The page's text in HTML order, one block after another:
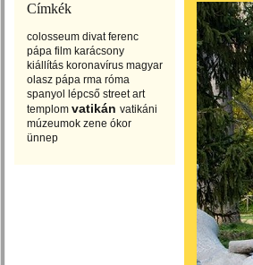
Címkék
colosseum divat ferenc
pápa film karácsony
kiállítás koronavírus magyar
olasz pápa rma róma
spanyol lépcső street art
templom vatikán vatikáni
múzeumok zene ókor
ünnep